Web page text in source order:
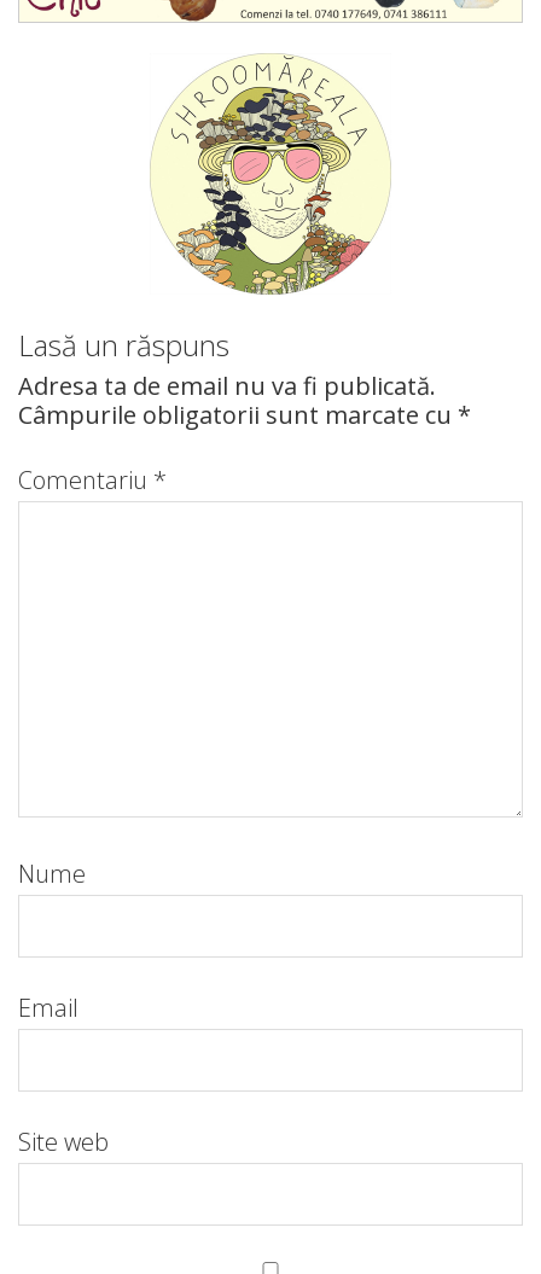
Lasă un răspuns
Adresa ta de email nu va fi publicată.
Câmpurile obligatorii sunt marcate cu *
Comentariu *
Nume
Email
Site web